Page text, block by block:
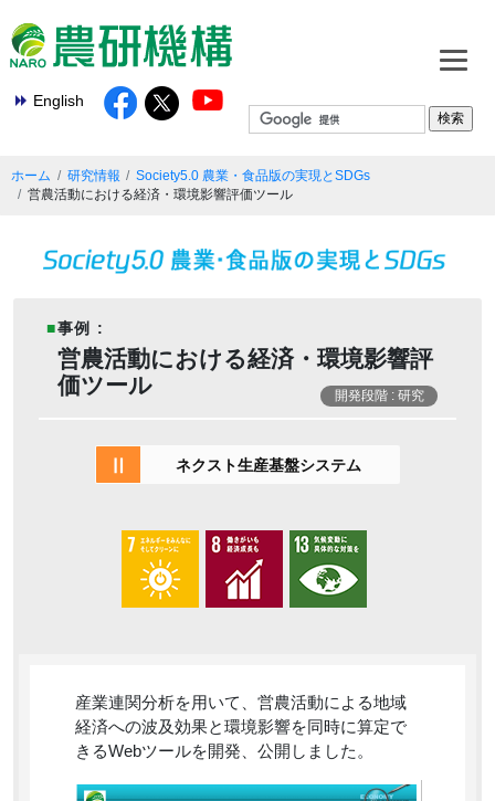
English
ホーム 研究情報
Society5.0 農業・食品版の実現とSDGs
営農活動における経済・環境影響評価ツール
■事例 :
営農活動における経済・環境影響評
価ツール
開発段階 : 研究
ネクスト生産基盤システム
産業連関分析を用いて、営農活動による地域
経済への波及効果と環境影響を同時に算定で
きるWebツールを開発、公開しました。